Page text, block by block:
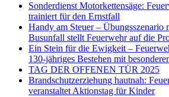
Sonderdienst Motorkettensäge:
trainiert für den Ernstfall
Handy am Steuer – Übungsszenario
Busunfall stellt Feuerwehr auf die
Ein Stein für die Ewigkeit –
130-jähriges Bestehen mit
TAG DER OFFENEN TÜR 2025
Brandschutzerziehung hautnah:
veranstaltet Aktionstag für Kinder